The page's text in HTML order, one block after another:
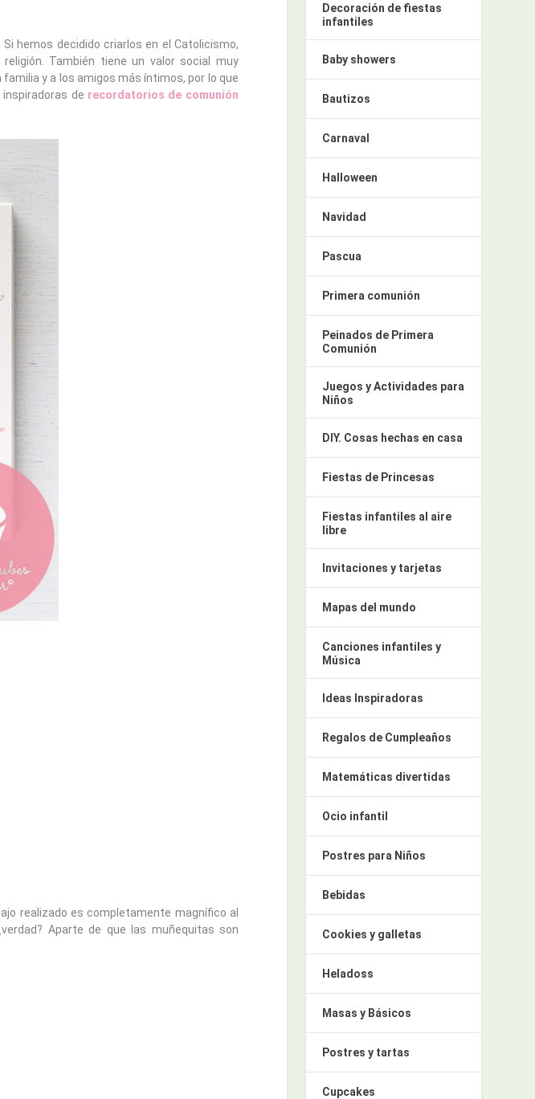
hemos decidido criarlos en el Catolicismo,
También tiene un valor social muy
y a los amigos más íntimos, por lo que
de recordatorios de comunión
realizado es completamente magnífico al
Aparte de que las muñequitas son
Decoración de fiestas
infantiles
Baby showers
Bautizos
Carnaval
Halloween
Navidad
Pascua
Primera comunión
Peinados de Primera
Comunión
Juegos y Actividades para
Niños
DIY. Cosas hechas en casa
Fiestas de Princesas
Fiestas infantiles al aire
libre
Invitaciones y tarjetas
Mapas del mundo
Canciones infantiles y
Música
Ideas Inspiradoras
Regalos de Cumpleaños
Matemáticas divertidas
Ocio infantil
Postres para Niños
Bebidas
Cookies y galletas
Heladoss
Masas y Básicos
Postres y tartas
Cupcakes